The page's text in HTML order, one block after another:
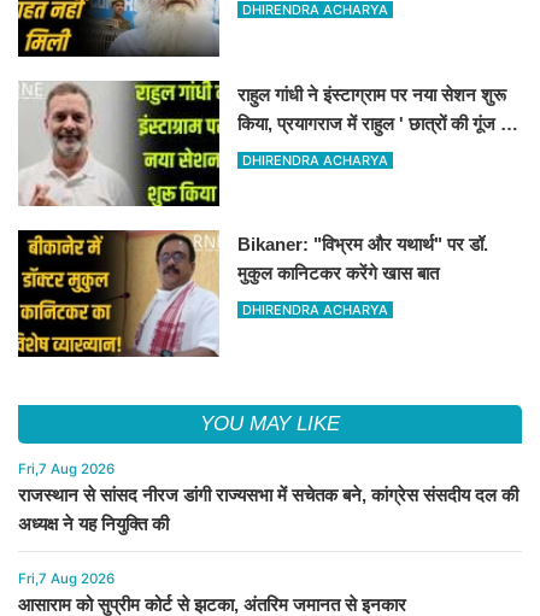
DHIRENDRA ACHARYA
राहुल गांधी ने इंस्टाग्राम पर नया सेशन शुरू
किया, प्रयागराज में राहुल ' छात्रों की गूंज '
कार्यक्रम पर अडिग हुए
DHIRENDRA ACHARYA
Bikaner: "विभ्रम और यथार्थ" पर डॉ.
मुकुल कानिटकर करेंगे खास बात
DHIRENDRA ACHARYA
YOU MAY LIKE
Fri,7 Aug 2026
राजस्थान से सांसद नीरज डांगी राज्यसभा में सचेतक बने, कांग्रेस संसदीय दल की
अध्यक्ष ने यह नियुक्ति की
Fri,7 Aug 2026
आसाराम को सुप्रीम कोर्ट से झटका, अंतरिम जमानत से इनकार